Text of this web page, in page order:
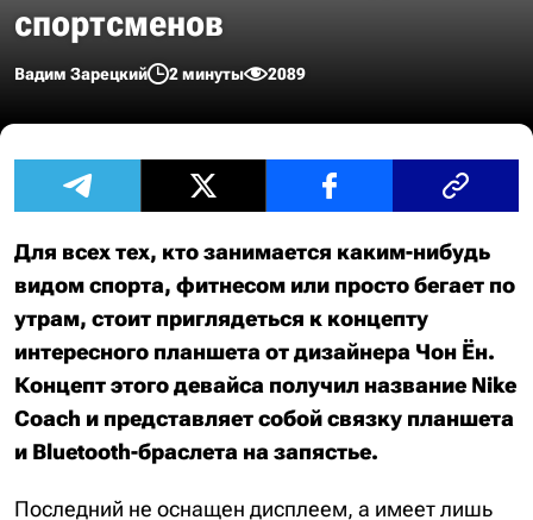
спортсменов
Вадим Зарецкий 2 минуты 2089
Для всех тех, кто занимается каким-нибудь
видом спорта, фитнесом или просто бегает по
утрам, стоит приглядеться к концепту
интересного планшета от дизайнера Чон Ён.
Концепт этого девайса получил название Nike
Coach и представляет собой связку планшета
и Bluetooth-браслета на запястье.
Последний не оснащен дисплеем, а имеет лишь